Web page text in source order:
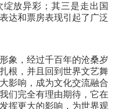
放异彩；其三是走出国
达和票房表现引起了广泛
象，经过千百年的沧桑岁
根，并且回到世界文艺舞
影响，成为文化交流融合
们完全有理由期待，它在
挥更大的影响，为世界观